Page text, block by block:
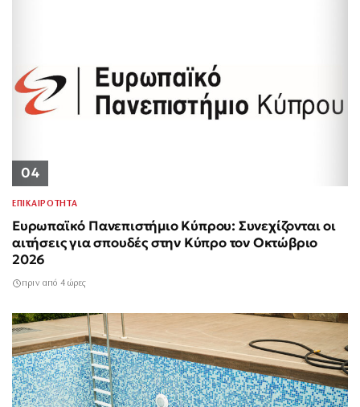
04
ΕΠΙΚΑΙΡΟΤΗΤΑ
Ευρωπαϊκό Πανεπιστήμιο Κύπρου: Συνεχίζονται οι
αιτήσεις για σπουδές στην Κύπρο τον Οκτώβριο
2026
πριν από 4 ώρες